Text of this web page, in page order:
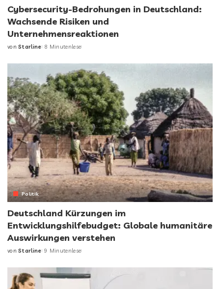
Cybersecurity-Bedrohungen in Deutschland:
Wachsende Risiken und
Unternehmensreaktionen
von Starline 8 Minutenlese
Politik
Deutschland Kürzungen im
Entwicklungshilfebudget: Globale humanitäre
Auswirkungen verstehen
von Starline 9 Minutenlese